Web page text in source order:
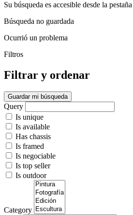
Su búsqueda es accesible desde la
Búsqueda no guardada
Ocurrió un problema
Filtros
Filtrar y ordenar
Guardar mi búsqueda
Query
Is unique
Is available
Has chassis
Is framed
Is negociable
Is top seller
Is outdoor
Category